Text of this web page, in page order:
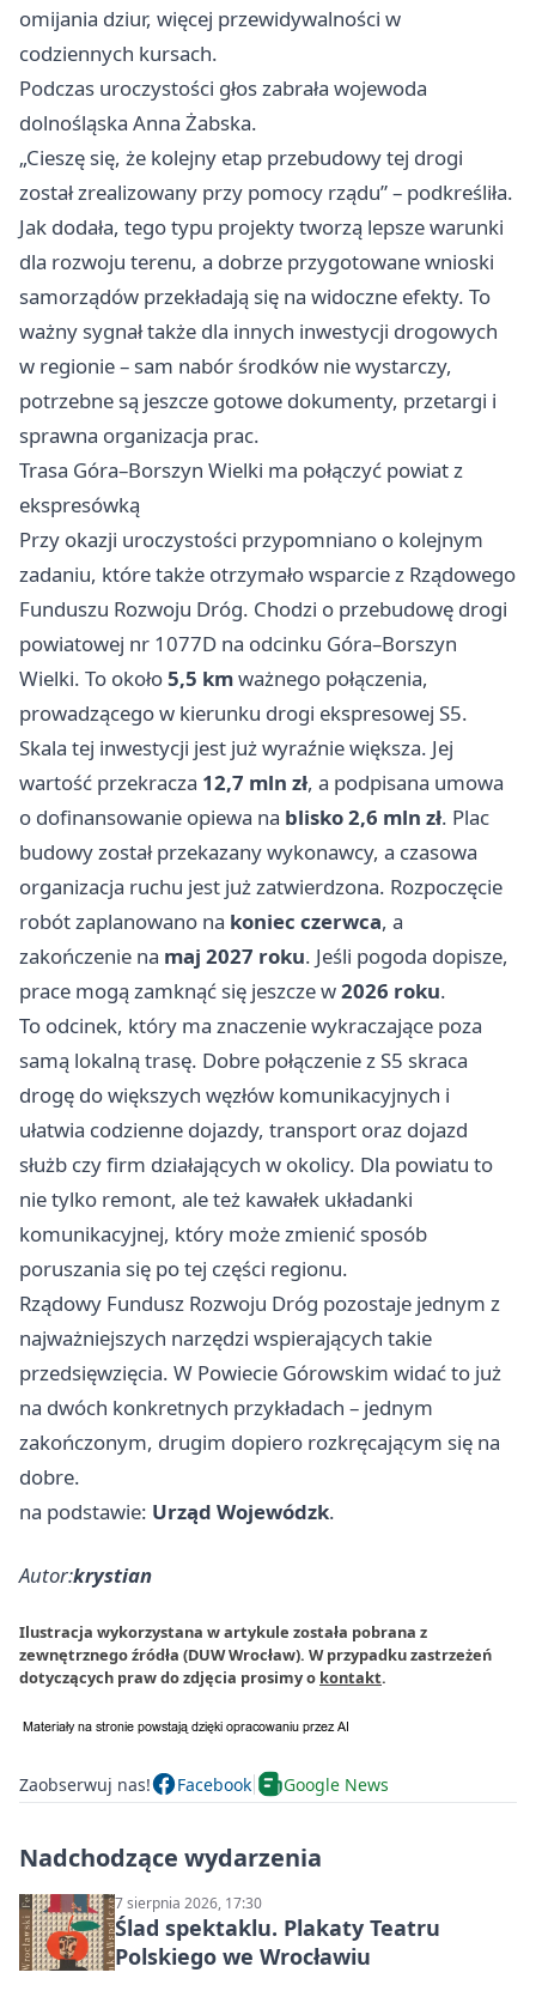
omijania dziur, więcej przewidywalności w
codziennych kursach.
Podczas uroczystości głos zabrała wojewoda
dolnośląska Anna Żabska.
„Cieszę się, że kolejny etap przebudowy tej drogi
został zrealizowany przy pomocy rządu” – podkreśliła.
Jak dodała, tego typu projekty tworzą lepsze warunki
dla rozwoju terenu, a dobrze przygotowane wnioski
samorządów przekładają się na widoczne efekty. To
ważny sygnał także dla innych inwestycji drogowych
w regionie – sam nabór środków nie wystarczy,
potrzebne są jeszcze gotowe dokumenty, przetargi i
sprawna organizacja prac.
Trasa Góra–Borszyn Wielki ma połączyć powiat z
ekspresówką
Przy okazji uroczystości przypomniano o kolejnym
zadaniu, które także otrzymało wsparcie z Rządowego
Funduszu Rozwoju Dróg. Chodzi o przebudowę drogi
powiatowej nr 1077D na odcinku Góra–Borszyn
Wielki. To około5,5 kmważnego połączenia,
prowadzącego w kierunku drogi ekspresowej S5.
Skala tej inwestycji jest już wyraźnie większa. Jej
wartość przekracza 12,7 mln zł, a podpisana umowa
o dofinansowanie opiewa na blisko 2,6 mln zł. Plac
budowy został przekazany wykonawcy, a czasowa
organizacja ruchu jest już zatwierdzona. Rozpoczęcie
robót zaplanowano na koniec czerwca, a
zakończenie na maj 2027 roku. Jeśli pogoda dopisze,
prace mogą zamknąć się jeszcze w2026 roku.
To odcinek, który ma znaczenie wykraczające poza
samą lokalną trasę. Dobre połączenie z S5 skraca
drogę do większych węzłów komunikacyjnych i
ułatwia codzienne dojazdy, transport oraz dojazd
służb czy firm działających w okolicy. Dla powiatu to
nie tylko remont, ale też kawałek układanki
komunikacyjnej, który może zmienić sposób
poruszania się po tej części regionu.
Rządowy Fundusz Rozwoju Dróg pozostaje jednym z
najważniejszych narzędzi wspierających takie
przedsięwzięcia. W Powiecie Górowskim widać to już
na dwóch konkretnych przykładach – jednym
zakończonym, drugim dopiero rozkręcającym się na
dobre.
na podstawie: Urząd Wojewódzk.
Autor:krystian
Ilustracja wykorzystana w artykule została pobrana z
zewnętrznego źródła (DUW Wrocław). W przypadku zastrzeżeń
dotyczących praw do zdjęcia prosimy o kontakt.
Zaobserwuj nas! Facebook Google News
Nadchodzące wydarzenia
7 sierpnia 2026, 17:30
Ślad spektaklu. Plakaty Teatru
Polskiego we Wrocławiu